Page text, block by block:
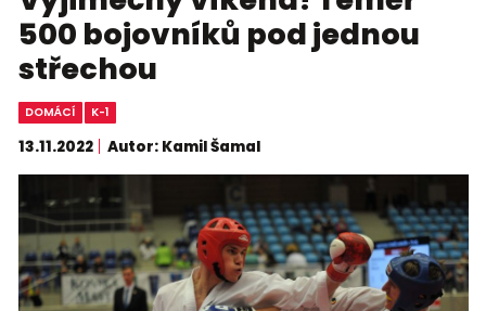
500 bojovníků pod jednou
střechou
DOMÁCÍ K-1
13.11.2022 Autor: Kamil Šamal